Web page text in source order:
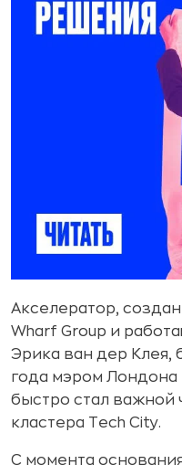
Акселератор,
Wharf Group и
Эрика ван дер Клея,
года мэром
быстро стал важной
кластера Tech City.
С момента